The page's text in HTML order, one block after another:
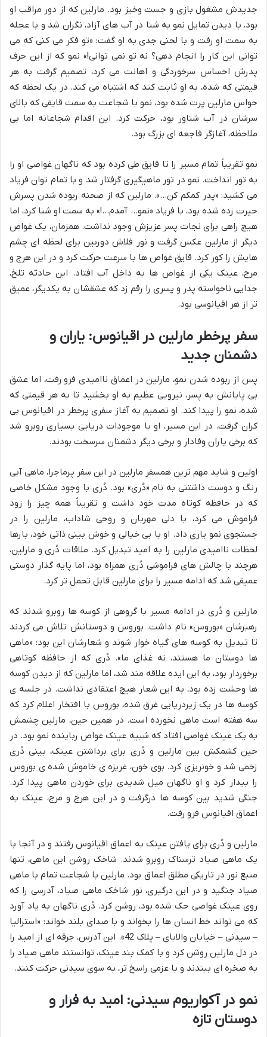
جدیدش مشغول بازی و جست وخیز بود. مارلین که از دور مراقب او
بود، با دیدن تمایل نمو به شنا در آب های آزاد، نگران شد و با عجله
به سمت او رفت و با لحنی جدی به او گفت: «تو فکر می کنی که می
توانی این کار را انجام دهی؟ نه تو نمی توانی!» نمو که از این حرف
پدرش احساس سرخوردگی و اهانت می کرد، تصمیم گرفت به هر
قیمتی که شده، به او ثابت کند که اشتباه می کند. در یک لحظه که
حواس مارلین پرت شده بود، نمو با شجاعت به سمت قایقی که بالای
سرشان در آب شناور بود، حرکت کرد. این اقدام شجاعانه اما بی
ملاحظه، آغازگر فاجعه ای بزرگ بود.
نمو تقریباً تمام مسیر را تا قایق طی کرده بود که ناگهان غواصی او را
به تور انداخت. نمو در تور ماهیگیری گرفتار شد و با تمام توان فریاد
می کشید: «پدر کمکم کن…». مارلین که از صحنه ربوده شدن پسرش
حیرت زده شده بود، با فریاد «نمو… آمدم…!» به سمت او شنا کرد، اما
هیچ راهی برای نجات پسر عزیزش وجود نداشت. همزمان، یک غواص
دیگر از مارلین عکس گرفت و نور فلاش دوربین برای لحظه ای چشم
هایش را کور کرد. قایق غواص ها با سرعت حرکت کرد و در این هرج و
مرج، عینک یکی از غواص ها به داخل آب افتاد. این حادثه تلخ،
جدایی ناخواسته پدر و پسری را رقم زد که عشقشان به یکدیگر، عمیق
تر از هر اقیانوسی بود.
سفر پرخطر مارلین در اقیانوس: یاران و
دشمنان جدید
پس از ربوده شدن نمو، مارلین در اعماق ناامیدی فرو رفت، اما عشق
بی پایانش به پسر، نیرویی عظیم به او بخشید تا به هر قیمتی که
شده، نمو را پیدا کند. او تصمیم به آغاز سفری پرخطر در اقیانوس بی
کران گرفت. در این مسیر، او با موجودات دریایی بسیاری روبرو شد
که برخی یاران وفادار و برخی دیگر دشمنان سرسخت بودند.
اولین و شاید مهم ترین همسفر مارلین در این سفر پرماجرا، ماهی آبی
رنگ و دوست داشتنی به نام «دُری» بود. دُری با وجود مشکل خاصی
که در حافظه کوتاه مدت خود داشت و تقریباً همه چیز را زود
فراموش می کرد، با دلی مهربان و روحی شاداب، مارلین را در
جستجوی نمو یاری داد. او با بی خیالی و خوش بینی ذاتی خود، بارها
لحظات ناامیدی مارلین را به امید تبدیل کرد. ملاقات دُری و مارلین،
هرچند با چالش های فراموشی دُری همراه بود، اما پایه گذار دوستی
عمیقی شد که ادامه مسیر را برای مارلین قابل تحمل تر کرد.
مارلین و دُری در ادامه مسیر با گروهی از کوسه ها روبرو شدند که
رهبرشان «بوروس» نام داشت. بوروس و دوستانش تلاش می کردند
تا تبدیل به کوسه های گیاه خوار شوند و شعارشان این بود: «ماهی
ها دوستان ما هستند، نه غذای ما». دُری که از حافظه کوتاهی
برخوردار بود، به این ایده علاقه مند شد، اما مارلین که از دیدن کوسه
ها وحشت زده بود، به این شعار هیچ اعتقادی نداشت. در جلسه ی
کوسه ها در یک زیردریایی غرق شده، بوروس با افتخار اعلام کرد که
سه هفته است ماهی نخورده است. در همین حین، مارلین چشمش
به یک عینک غواصی افتاد که شبیه عینک غواص رباینده نمو بود. در
حین کشمکش بین مارلین و دُری برای برداشتن عینک، بینی دُری
زخمی شد و خونریزی کرد. بوی خون، غریزه ی خاموش شده ی بوروس
را بیدار کرد و او ناگهان میل شدیدی برای خوردن ماهی پیدا کرد.
جنگی شدید بین کوسه ها درگرفت و در این هرج و مرج، عینک به
اعماق اقیانوس فرو رفت.
مارلین و دُری برای یافتن عینک به اعماق اقیانوس رفتند و در آنجا با
یک ماهی صیاد ترسناک روبرو شدند. شاخک روشن این ماهی، تنها
منبع نور در تاریکی مطلق اعماق بود. مارلین با شجاعت تمام با ماهی
صیاد جنگید و در این درگیری، نور شاخک ماهی صیاد، آدرسی را که
روی عینک غواصی حک شده بود، روشن کرد. دُری ناگهان به یاد آورد
که می تواند خط انسان ها را بخواند و با صدای بلند خواند: «استرالیا
– سیدنی – خیابان والابای – پلاک 42». این آدرس، جرقه ای از امید را
در دل مارلین روشن کرد و با کمک بند عینک، توانستند ماهی صیاد را
به صخره ای ببندند و با عزمی راسخ تر، به سوی سیدنی حرکت کنند.
نمو در آکواریوم سیدنی: امید به فرار و
دوستان تازه